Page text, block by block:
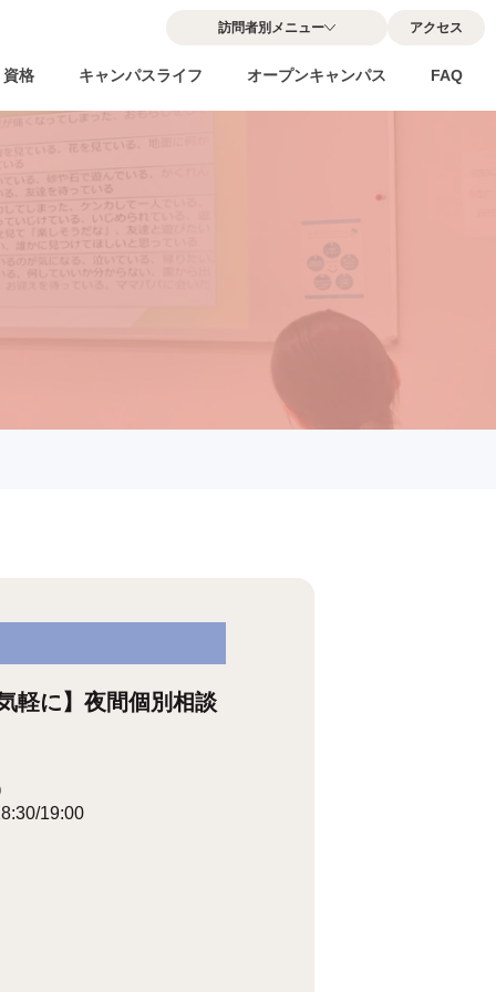
資格 キャンパスライフ オープンキャンパス FAQ
訪問者別メニュー アクセス
軽に】夜間個別相談
19:00